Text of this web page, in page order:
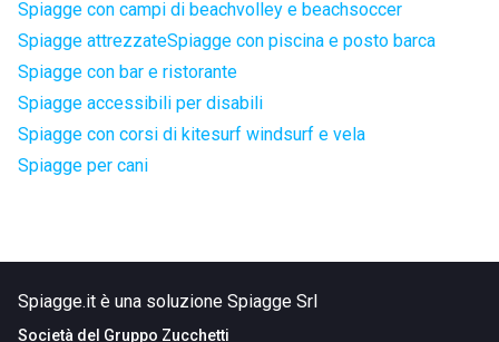
Spiagge con campi di beachvolley e beachsoccer
Spiagge attrezzateSpiagge con piscina e posto barca
Spiagge con bar e ristorante
Spiagge accessibili per disabili
Spiagge con corsi di kitesurf windsurf e vela
Spiagge per cani
Spiagge.it è una soluzione Spiagge Srl
Società del Gruppo Zucchetti